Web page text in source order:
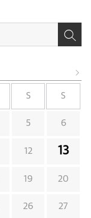
S S
5 6
12 13
19 20
26 27